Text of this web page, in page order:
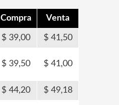
Compra Venta
39,00 41,50
39,50 41,00
44,20 49,18